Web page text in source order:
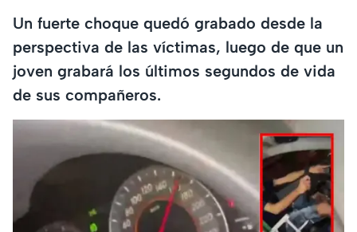
Un fuerte choque quedó grabado desde la
perspectiva de las víctimas, luego de que un
joven grabará los últimos segundos de vida
de sus compañeros.